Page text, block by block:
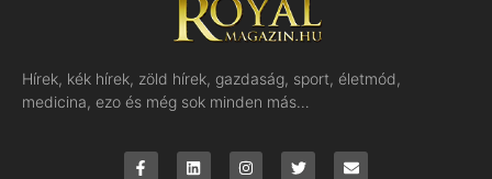
Hírek, kék hírek, zöld hírek, gazdaság, sport, életmód,
medicina, ezo és még sok minden más…